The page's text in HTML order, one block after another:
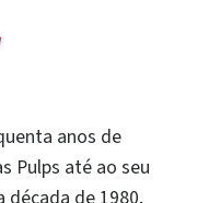
anos de
Pulps até ao seu